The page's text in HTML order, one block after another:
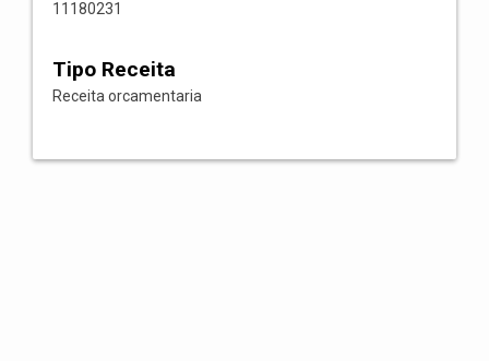
11180231
Tipo Receita
Receita orcamentaria